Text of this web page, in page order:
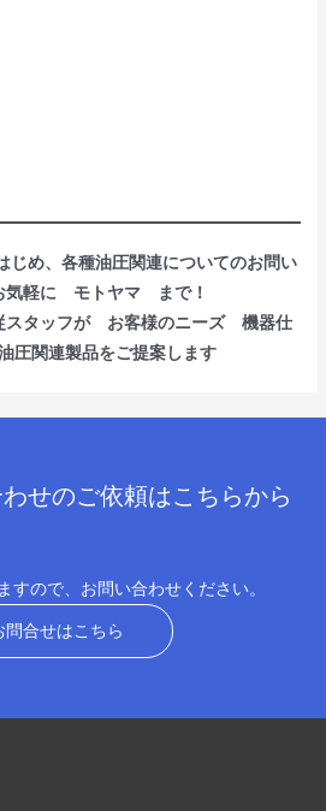
め、各種油圧関連についてのお問い
軽に モトヤマ まで！
スタッフが お客様のニーズ 機器仕
圧関連製品をご提案します
せのご依頼はこちらから
すので、お問い合わせください。
問合せはこちら